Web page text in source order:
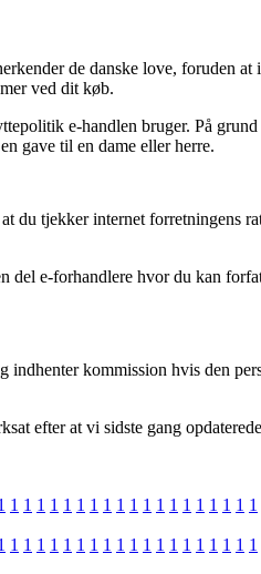
de danske love, foruden
ved dit køb.
e-handlen bruger. På
gave til en dame eller herre.
du tjekker internet forretningens
e-forhandlere hvor du kan
indhenter kommission hvis den
efter at vi sidste gang
1 1 1 1 1 1 1 1 1 1 1 1 1 1 1 1 1 1 1
1 1 1 1 1 1 1 1 1 1 1 1 1 1 1 1 1 1 1